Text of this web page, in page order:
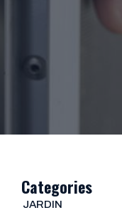
Categories
JARDIN